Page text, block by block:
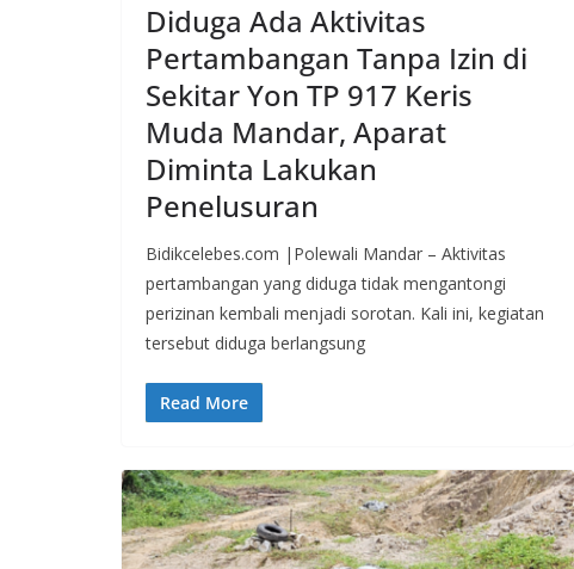
Diduga Ada Aktivitas
Pertambangan Tanpa Izin di
Sekitar Yon TP 917 Keris
Muda Mandar, Aparat
Diminta Lakukan
Penelusuran
Bidikcelebes.com |Polewali Mandar – Aktivitas
pertambangan yang diduga tidak mengantongi
perizinan kembali menjadi sorotan. Kali ini, kegiatan
tersebut diduga berlangsung
Read More